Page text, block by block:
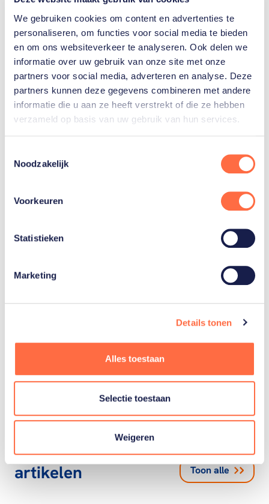
We gebruiken cookies om content en advertenties te
personaliseren, om functies voor social media te bieden
en om ons websiteverkeer te analyseren. Ook delen we
informatie over uw gebruik van onze site met onze
partners voor social media, adverteren en analyse. Deze
partners kunnen deze gegevens combineren met andere
informatie die u aan ze heeft verstrekt of die ze hebben
verzameld op basis van uw gebruik van hun services.
Noodzakelijk
Voorkeuren
Statistieken
Marketing
Details tonen
Alles toestaan
Selectie toestaan
Weigeren
en met juni.
Gerelateerde sporters
Anne
Veenendaal
vrouwen
Gerelateerde
artikelen
Toon alle